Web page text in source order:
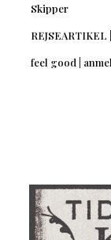
Skipper
feel good |